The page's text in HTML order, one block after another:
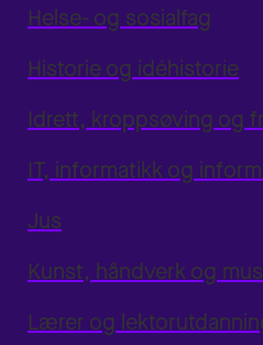
Helse- og sosialfag
Historie og idéhistorie
Idrett, kroppsøving og
IT, informatikk og
Jus
Kunst, håndverk og
Lærer og